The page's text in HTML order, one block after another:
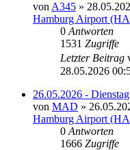
von A345 »
Hamburg Airport
0 Antworten
1531 Zugriffe
Letzter Beitrag
28.05.2026
26.05.2026 - Dienstag
von MAD »
Hamburg Airport
0 Antworten
1666 Zugriffe